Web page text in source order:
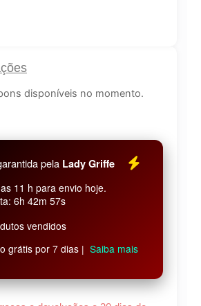
disponíveis no momento.
pela Lady Griffe
11 h para envio hoje.
6h 42m 57s
vendidos
grátis por 7 dias | Saiba mais
por
9,21sem juros